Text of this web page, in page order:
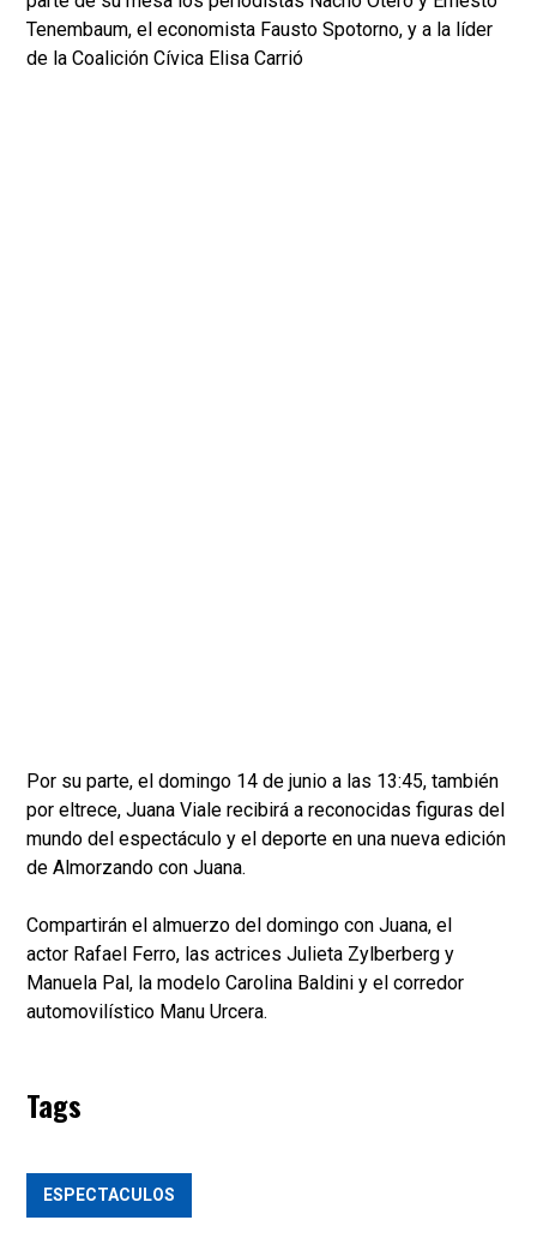
Tenembaum, el economista Fausto Spotorno, y a la líder
de la Coalición Cívica Elisa Carrió
Por su parte, el domingo 14 de junio a las 13:45, también
por eltrece, Juana Viale recibirá a reconocidas figuras del
mundo del espectáculo y el deporte en una nueva edición
de Almorzando con Juana.
Compartirán el almuerzo del domingo con Juana, el
actor Rafael Ferro, las actrices Julieta Zylberberg y
Manuela Pal, la modelo Carolina Baldini y el corredor
automovilístico Manu Urcera.
Tags
ESPECTACULOS